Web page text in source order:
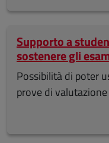
Supporto a
sostenere gli
Possibilità di poter
prove di